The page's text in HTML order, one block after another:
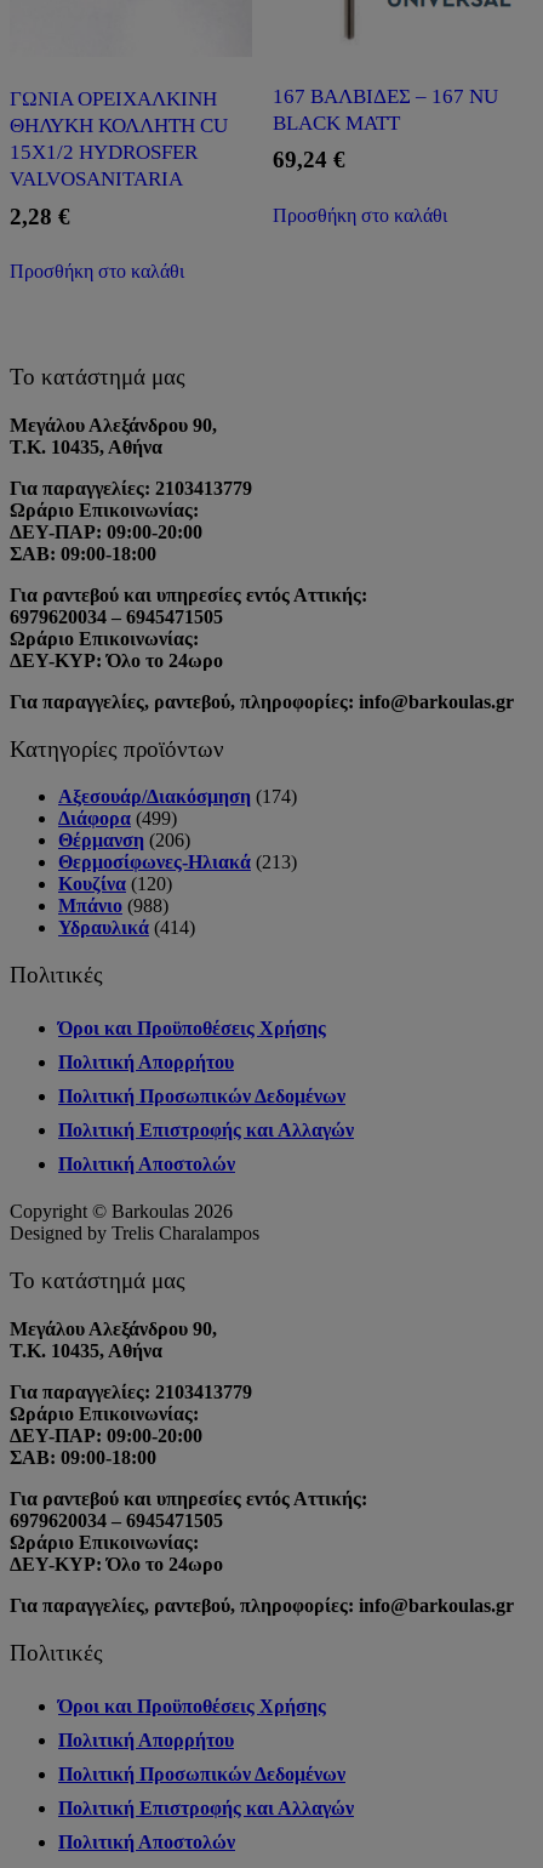
ΓΩΝΙΑ ΟΡΕΙΧΑΛΚΙΝΗ
ΘΗΛΥΚΗ ΚΟΛΛΗΤΗ CU
15X1/2 HYDROSFER
VALVOSANITARIA
2,28 €
Προσθήκη στο καλάθι
167 ΒΑΛΒΙΔΕΣ – 167 NU
BLACK MATT
69,24 €
Προσθήκη στο καλάθι
Το κατάστημά μας
Μεγάλου Αλεξάνδρου 90,
Τ.Κ. 10435, Αθήνα
Για παραγγελίες: 2103413779
Ωράριο Επικοινωνίας:
ΔΕΥ-ΠΑΡ: 09:00-20:00
ΣΑΒ: 09:00-18:00
Για ραντεβού και υπηρεσίες εντός Αττικής:
6979620034 – 6945471505
Ωράριο Επικοινωνίας:
ΔΕΥ-ΚΥΡ: Όλο το 24ωρο
Για παραγγελίες, ραντεβού, πληροφορίες: info@barkoulas.gr
Κατηγορίες προϊόντων
Αξεσουάρ/Διακόσμηση (174)
Διάφορα (499)
Θέρμανση (206)
Θερμοσίφωνες-Ηλιακά (213)
Κουζίνα (120)
Μπάνιο (988)
Υδραυλικά (414)
Πολιτικές
Όροι και Προϋποθέσεις Χρήσης
Πολιτική Απορρήτου
Πολιτική Προσωπικών Δεδομένων
Πολιτική Επιστροφής και Αλλαγών
Πολιτική Αποστολών
Copyright © Barkoulas 2026
Designed by Trelis Charalampos
Το κατάστημά μας
Μεγάλου Αλεξάνδρου 90,
Τ.Κ. 10435, Αθήνα
Για παραγγελίες: 2103413779
Ωράριο Επικοινωνίας:
ΔΕΥ-ΠΑΡ: 09:00-20:00
ΣΑΒ: 09:00-18:00
Για ραντεβού και υπηρεσίες εντός Αττικής:
6979620034 – 6945471505
Ωράριο Επικοινωνίας:
ΔΕΥ-ΚΥΡ: Όλο το 24ωρο
Για παραγγελίες, ραντεβού, πληροφορίες: info@barkoulas.gr
Πολιτικές
Όροι και Προϋποθέσεις Χρήσης
Πολιτική Απορρήτου
Πολιτική Προσωπικών Δεδομένων
Πολιτική Επιστροφής και Αλλαγών
Πολιτική Αποστολών